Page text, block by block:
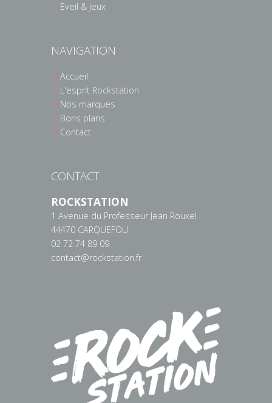
Eveil & jeux
NAVIGATION
Accueil
L'esprit Rockstation
Nos marques
Bons plans
Contact
CONTACT
ROCKSTATION
1 Avenue du Professeur Jean Rouxel
44470 CARQUEFOU
02 72 74 89 09
contact@rockstation.fr